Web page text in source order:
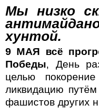
Мы низко
хунтой.
9 МАЯ всё
Победы, День
целью
ликвидацию
фашистов других